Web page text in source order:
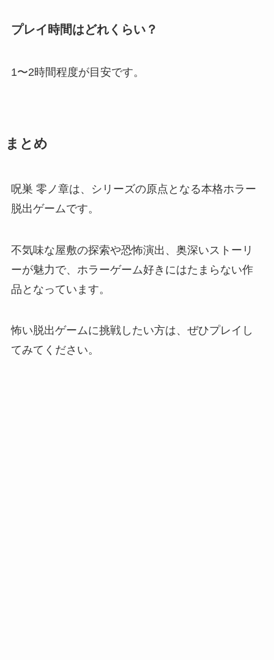
プレイ時間はどれくらい？
1〜2時間程度が目安です。
まとめ
呪巣 零ノ章は、シリーズの原点となる本格ホラー
脱出ゲームです。
不気味な屋敷の探索や恐怖演出、奥深いストーリ
ーが魅力で、ホラーゲーム好きにはたまらない作
品となっています。
怖い脱出ゲームに挑戦したい方は、ぜひプレイし
てみてください。